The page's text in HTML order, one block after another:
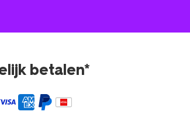
betalen*